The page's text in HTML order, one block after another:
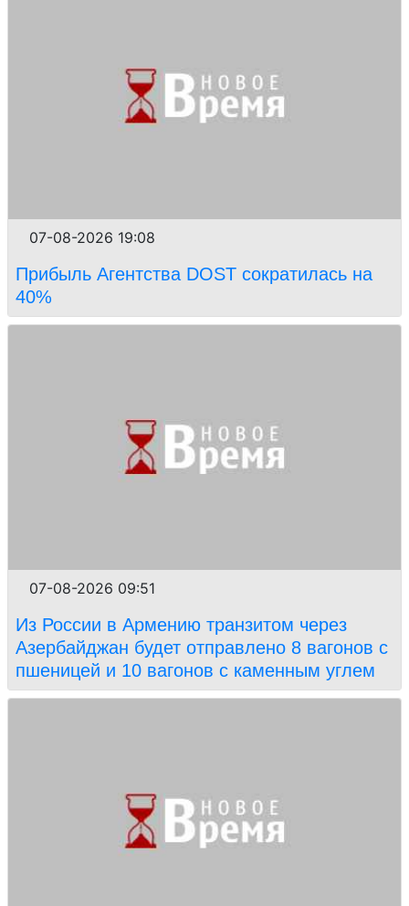
07-08-2026 19:08
Прибыль Агентства DOST сократилась на
40%
07-08-2026 09:51
Из России в Армению транзитом через
Азербайджан будет отправлено 8 вагонов с
пшеницей и 10 вагонов с каменным углем